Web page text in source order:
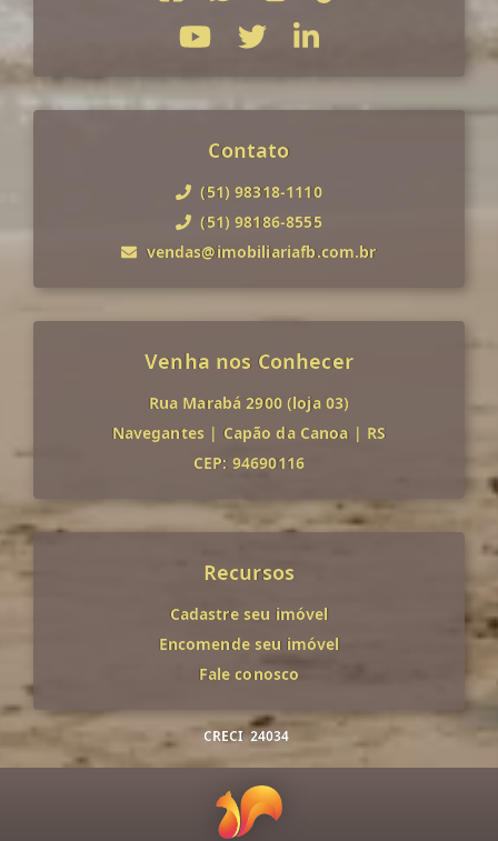
Contato
(51) 98318-1110
(51) 98186-8555
vendas@imobiliariafb.com.br
Venha nos Conhecer
Rua Marabá 2900 (loja 03)
Navegantes | Capão da Canoa | RS
CEP: 94690116
Recursos
Cadastre seu imóvel
Encomende seu imóvel
Fale conosco
CRECI 24034